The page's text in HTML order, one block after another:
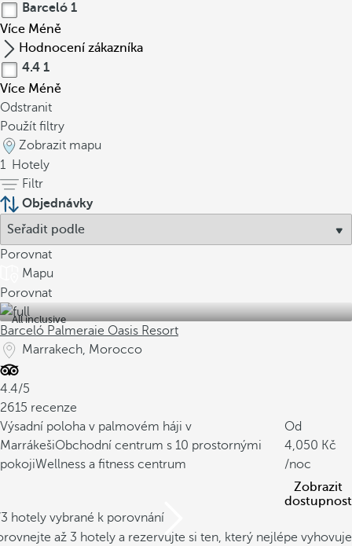
Barceló 1
Více Méně
Hodnocení zákazníka
4.4 1
Více Méně
Odstranit
Použít filtry
Zobrazit mapu
1 Hotely
Filtr
Objednávky
Porovnat
Mapu
Porovnat
All inclusive
Barceló Palmeraie Oasis Resort
Marrakech, Morocco
4.4/5
2615 recenze
Výsadní poloha v palmovém háji v
MarrákešiObchodní centrum s 10 prostornými
pokojiWellness a fitness centrum
Od
4,050
/noc
Zobrazit
dostupnost
hotely vybrané k porovnání
až 3 hotely a rezervujte si ten, který nejlépe vyhovuje